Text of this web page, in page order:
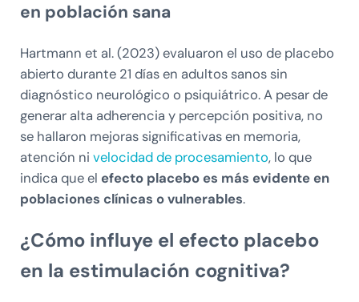
en población sana
Hartmann et al. (2023) evaluaron el uso de placebo
abierto durante 21 días en adultos sanos sin
diagnóstico neurológico o psiquiátrico. A pesar de
generar alta adherencia y percepción positiva, no
se hallaron mejoras significativas en memoria,
atención ni velocidad de procesamiento, lo que
indica que el efecto placebo es más evidente en
poblaciones clínicas o vulnerables.
¿Cómo influye el efecto placebo
en la estimulación cognitiva?